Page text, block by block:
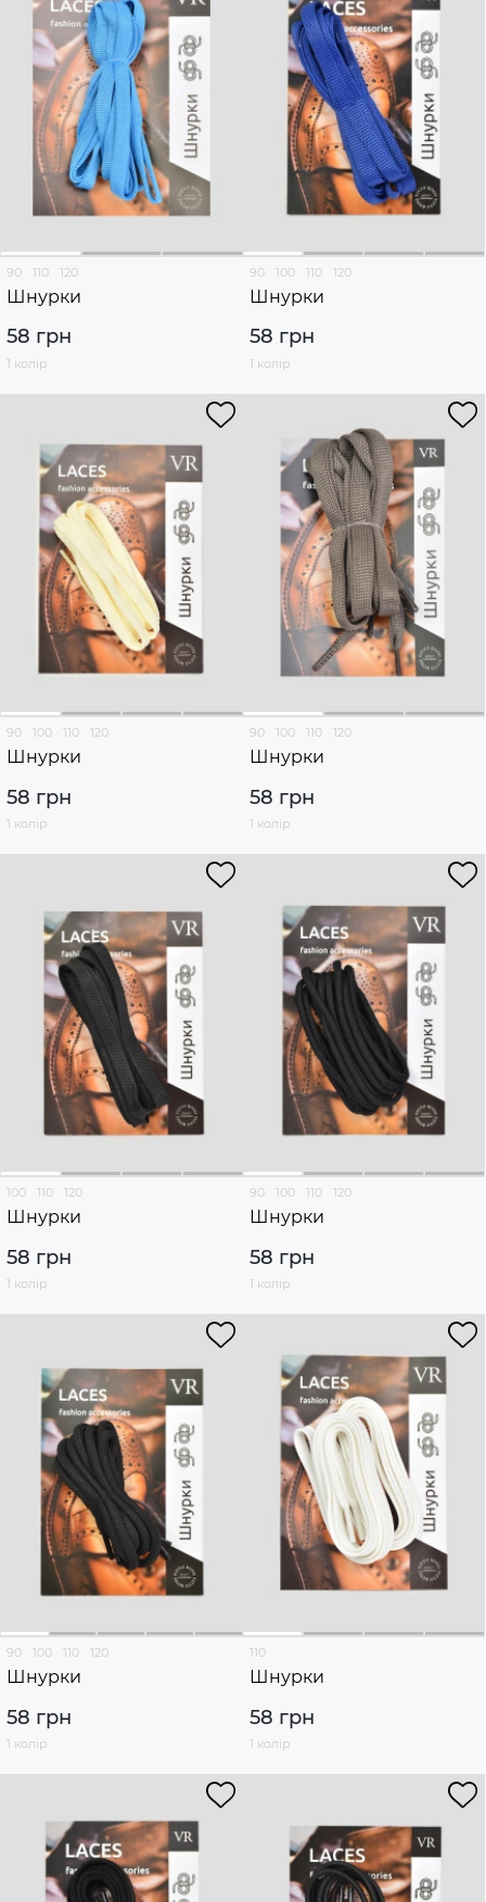
90 110 120
Шнурки
58 грн
1 колір
90 100 110 120
Шнурки
58 грн
1 колір
90 100 110 120
Шнурки
58 грн
1 колір
90 100 110 120
Шнурки
58 грн
1 колір
100 110 120
Шнурки
58 грн
1 колір
90 100 110 120
Шнурки
58 грн
1 колір
90 100 110 120
Шнурки
58 грн
1 колір
110
Шнурки
58 грн
1 колір